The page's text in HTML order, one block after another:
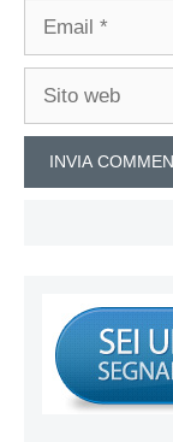
Email
Sito